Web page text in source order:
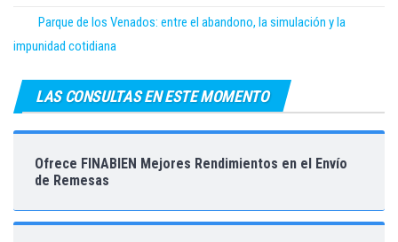
Parque de los Venados: entre el abandono, la simulación y la
impunidad cotidiana
LAS CONSULTAS EN ESTE MOMENTO
Ofrece FINABIEN Mejores Rendimientos en el Envío
de Remesas